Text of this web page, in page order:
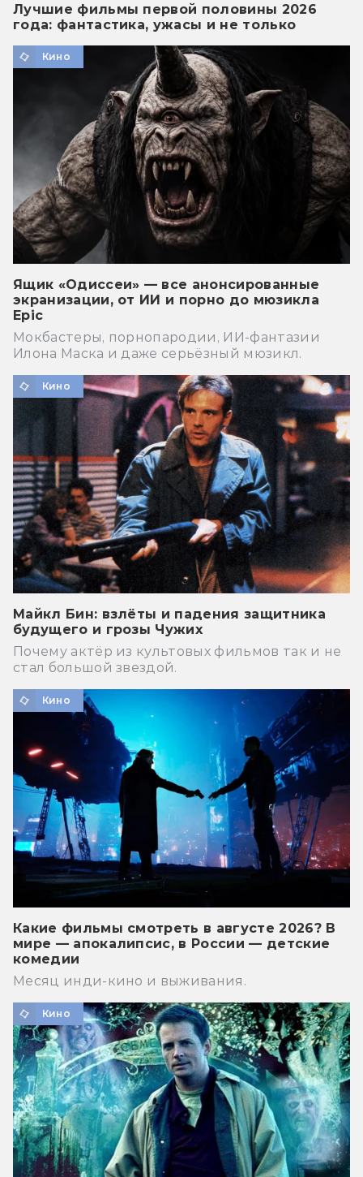
Лучшие фильмы первой половины 2026
года: фантастика, ужасы и не только
Кино
Ящик «Одиссеи» — все анонсированные
экранизации, от ИИ и порно до мюзикла
Epic
Мокбастеры, порнопародии, ИИ-фантазии
Илона Маска и даже серьёзный мюзикл.
Кино
Майкл Бин: взлёты и падения защитника
будущего и грозы Чужих
Почему актёр из культовых фильмов так и не
стал большой звездой.
Кино
Какие фильмы смотреть в августе 2026? В
мире — апокалипсис, в России — детские
комедии
Месяц инди-кино и выживания.
Кино